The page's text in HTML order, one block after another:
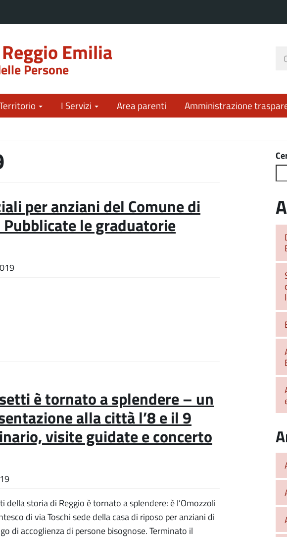
Emilia
Persone
Territorio I Servizi Area parenti Amministrazione
per anziani del Comune di
le graduatorie
è tornato a splendere – un
alla città l’8 e il 9
visite guidate e concerto
della storia di Reggio è tornato a splendere: è l’Omozzoli
di via Toschi sede della casa di riposo per anziani di
di accoglienza di persone bisognose. Terminato il